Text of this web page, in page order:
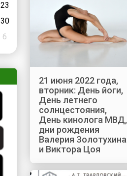
23
30
6
21 июня 2022 года,
вторник: День йоги,
День летнего
солнцестояния,
День кинолога МВД,
дни рождения
Валерия Золотухина
и Виктора Цоя